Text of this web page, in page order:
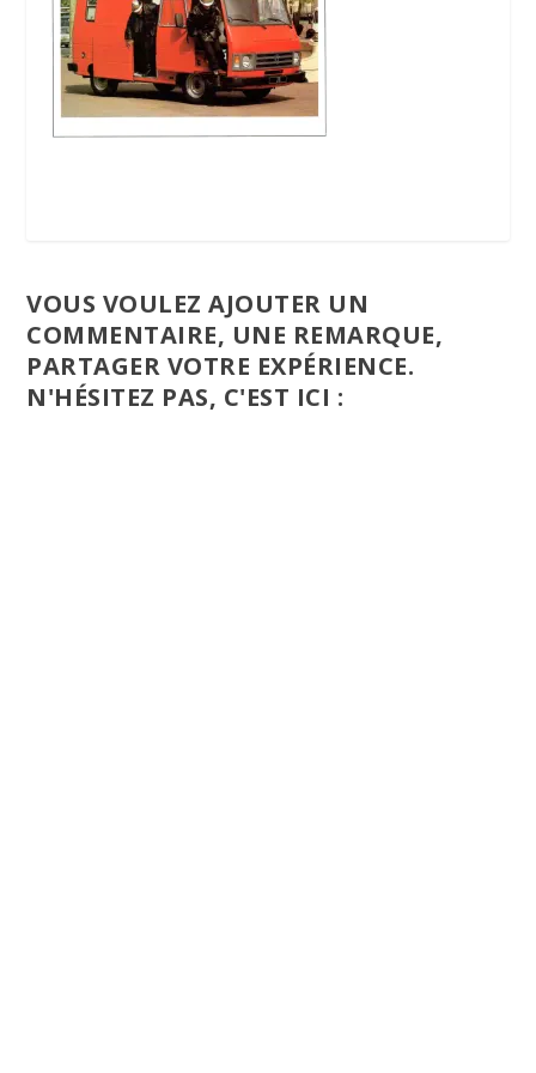
VOUS VOULEZ AJOUTER UN
COMMENTAIRE, UNE REMARQUE,
PARTAGER VOTRE EXPÉRIENCE.
N'HÉSITEZ PAS, C'EST ICI :